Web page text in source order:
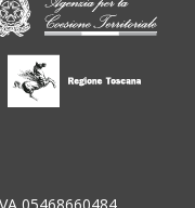
05468660484